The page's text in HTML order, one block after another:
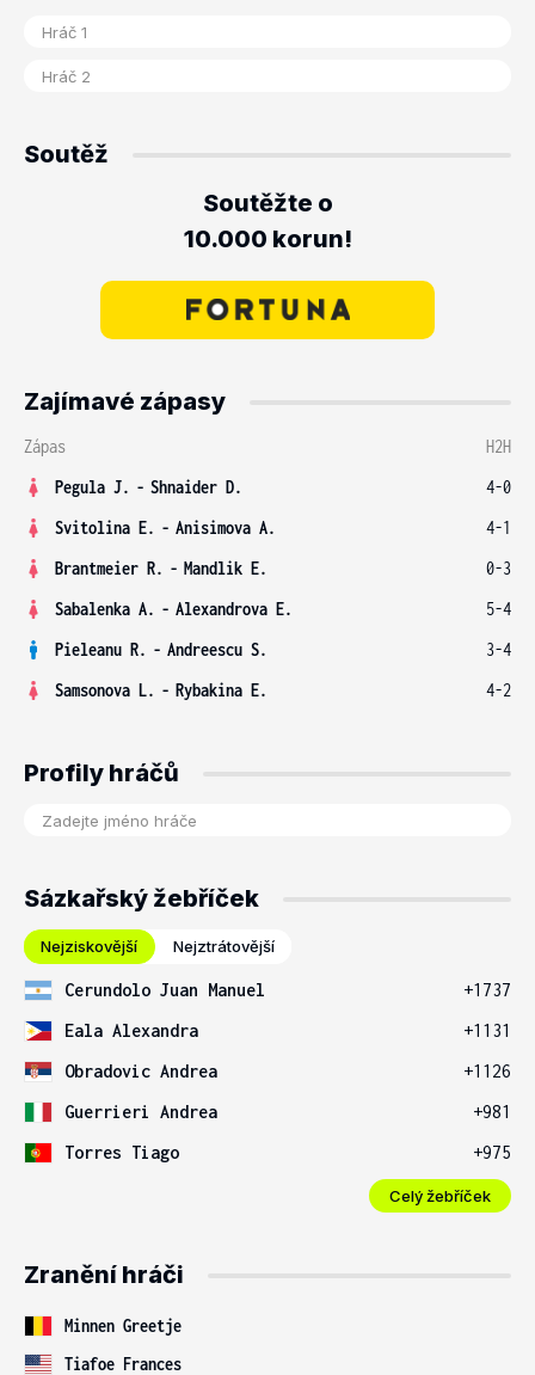
Soutěž
Soutěžte o
10.000 korun!
Zajímavé zápasy
Zápas
H2H
Pegula J. - Shnaider D.
4-0
Svitolina E. - Anisimova A.
4-1
Brantmeier R. - Mandlik E.
0-3
Sabalenka A. - Alexandrova E.
5-4
Pieleanu R. - Andreescu S.
3-4
Samsonova L. - Rybakina E. 4-2
Profily hráčů
Sázkařský žebříček
Nejziskovější Nejztrátovější
Cerundolo Juan Manuel
+1737
Eala Alexandra
+1131
Obradovic Andrea
+1126
Guerrieri Andrea
+981
Torres Tiago
+975
Celý žebříček
Zranění hráči
Minnen Greetje
Tiafoe Frances